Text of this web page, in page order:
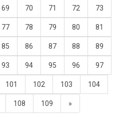
69 70 71 72 73
77 78 79 80 81
85 86 87 88 89
93 94 95 96 97
101 102 103 104
108 109 »